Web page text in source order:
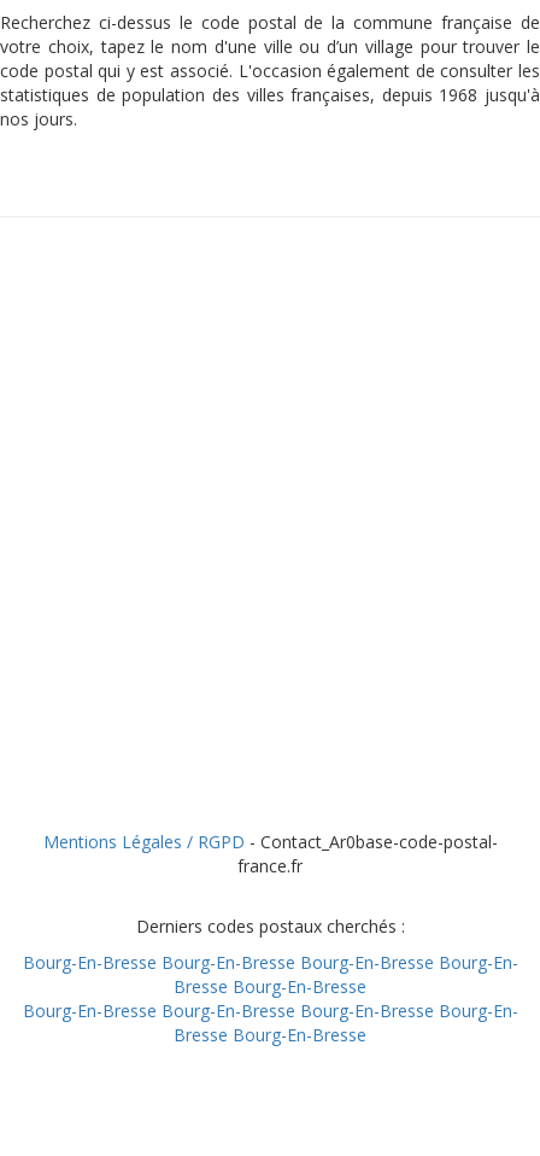
Recherchez ci-dessus le code postal de la commune française de
votre choix, tapez le nom d'une ville ou d’un village pour trouver le
code postal qui y est associé. L'occasion également de consulter les
statistiques de population des villes françaises, depuis 1968 jusqu'à
nos jours.
Mentions Légales / RGPD - Contact_Ar0base-code-postal-
france.fr
Derniers codes postaux cherchés :
Bourg-En-Bresse Bourg-En-Bresse Bourg-En-Bresse Bourg-En-
Bresse Bourg-En-Bresse
Bourg-En-Bresse Bourg-En-Bresse Bourg-En-Bresse Bourg-En-
Bresse Bourg-En-Bresse